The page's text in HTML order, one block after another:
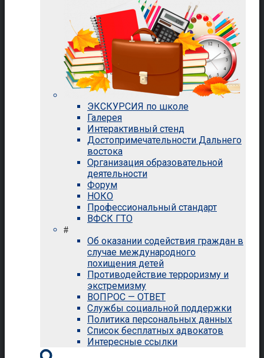
ЭКСКУРСИЯ по школе
Галерея
Интерактивный стенд
Достопримечательности Дальнего
востока
Организация образовательной
деятельности
Форум
НОКО
Профессиональный стандарт
ВФСК ГТО
#
Об оказании содействия граждан в
случае международного
похищения детей
Противодействие терроризму и
экстремизму
ВОПРОС — ОТВЕТ
Службы социальной поддержки
Политика персональных данных
Список бесплатных адвокатов
Интересные ссылки